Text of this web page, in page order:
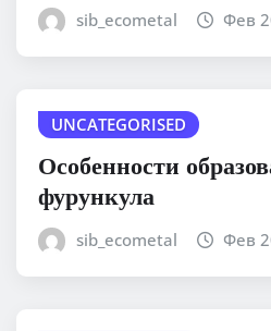
sib_ecometal Фев
UNCATEGORISED
Особенности
фурункула
sib_ecometal Фев